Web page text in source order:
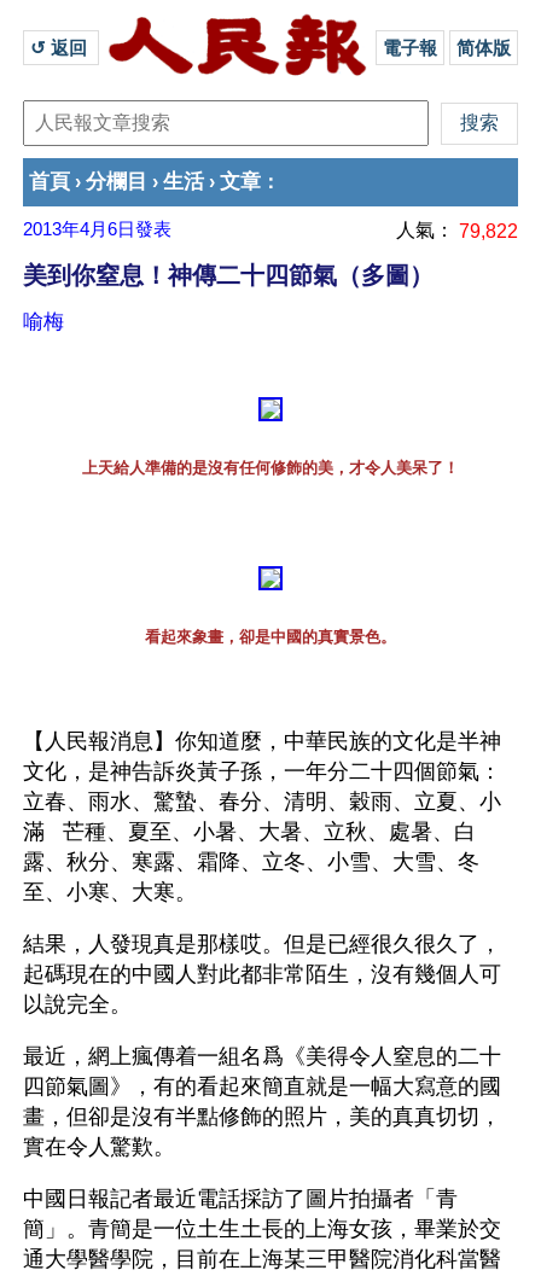
↺ 返回 電子報 简体版
首頁 › 分欄目 › 生活 › 文章 ：
2013年4月6日發表 人氣： 79,822
美到你窒息！神傳二十四節氣（多圖）
喻梅
上天給人準備的是沒有任何修飾的美，才令人美呆了！
看起來象畫，卻是中國的真實景色。
【人民報消息】你知道麼，中華民族的文化是半神
文化，是神告訴炎黃子孫，一年分二十四個節氣：
立春、雨水、驚蟄、春分、清明、穀雨、立夏、小
滿   芒種、夏至、小暑、大暑、立秋、處暑、白
露、秋分、寒露、霜降、立冬、小雪、大雪、冬
至、小寒、大寒。
結果，人發現真是那樣哎。但是已經很久很久了，
起碼現在的中國人對此都非常陌生，沒有幾個人可
以說完全。
最近，網上瘋傳着一組名爲《美得令人窒息的二十
四節氣圖》，有的看起來簡直就是一幅大寫意的國
畫，但卻是沒有半點修飾的照片，美的真真切切，
實在令人驚歎。
中國日報記者最近電話採訪了圖片拍攝者「青
簡」。青簡是一位土生土長的上海女孩，畢業於交
通大學醫學院，目前在上海某三甲醫院消化科當醫